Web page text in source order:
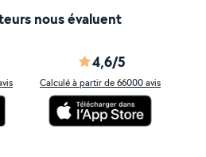
nous évaluent
4,6/5
Calculé à partir de 66000 avis